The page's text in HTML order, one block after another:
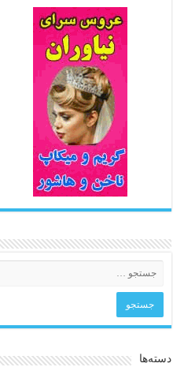
دسته‌ها